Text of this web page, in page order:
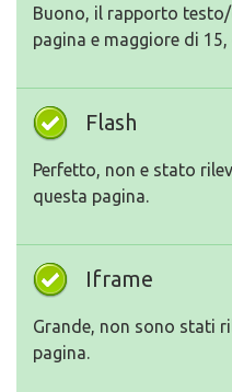
Buono, il rapporto
pagina e maggiore di
Flash
Perfetto, non e stato
questa pagina.
Iframe
Grande, non sono stati
pagina.